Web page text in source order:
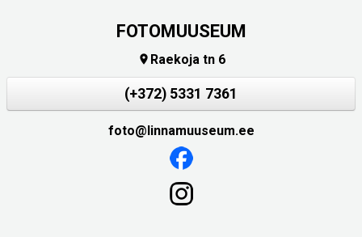
FOTOMUUSEUM
 Raekoja tn 6
(+372) 5331 7361
foto@linnamuuseum.ee